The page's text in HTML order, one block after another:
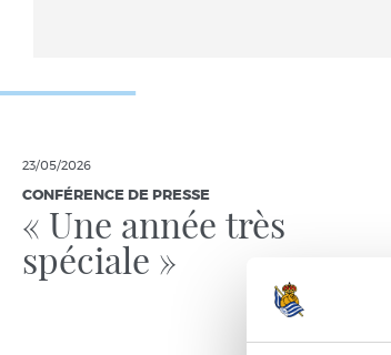
23/05/2026
CONFÉRENCE DE PRESSE
« Une année très
spéciale »